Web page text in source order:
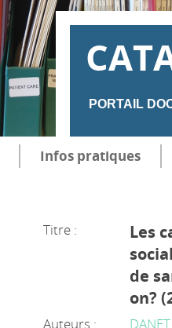
PORTAIL
Infos pratiques
Titre :
Les
de
on?
Auteurs :